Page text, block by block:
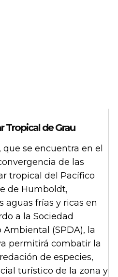
Tropical de Grau
que se encuentra en el
de las
tropical del Pacífico
de Humboldt,
aguas frías y ricas en
a la Sociedad
(SPDA), la
permitirá combatir la
de especies,
turístico de la zona y